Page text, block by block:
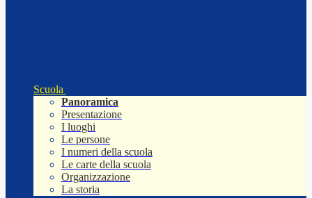
Scuola
Panoramica
Presentazione
I luoghi
Le persone
I numeri della scuola
Le carte della scuola
Organizzazione
La storia